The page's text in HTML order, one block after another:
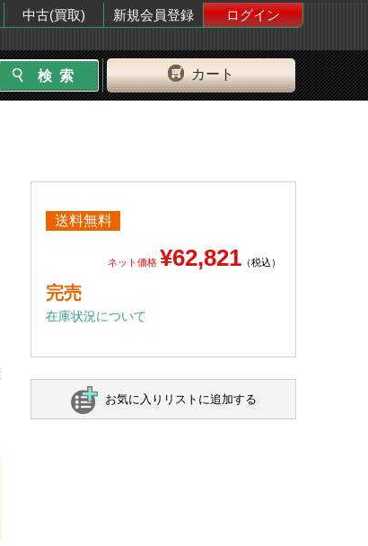
中古(買取) 新規会員登録
ログイン
カート
送料無料
ネット価格 ¥62,821 （税込）
完売
在庫状況について
お気に入りリストに追加する